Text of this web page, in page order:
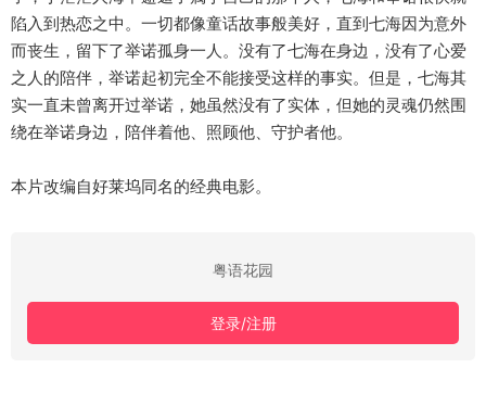
陷入到热恋之中。一切都像童话故事般美好，直到七海因为意外
而丧生，留下了举诺孤身一人。没有了七海在身边，没有了心爱
之人的陪伴，举诺起初完全不能接受这样的事实。但是，七海其
实一直未曾离开过举诺，她虽然没有了实体，但她的灵魂仍然围
绕在举诺身边，陪伴着他、照顾他、守护者他。
本片改编自好莱坞同名的经典电影。
粤语花园
登录/注册